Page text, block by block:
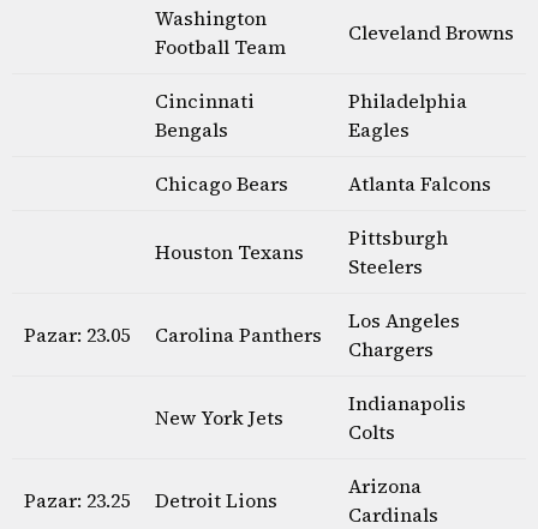
Washington
Football Team
Cleveland Browns
Cincinnati
Bengals
Philadelphia
Eagles
Chicago Bears Atlanta Falcons
Houston Texans
Pittsburgh
Steelers
Pazar: 23.05 Carolina Panthers
Los Angeles
Chargers
New York Jets
Indianapolis
Colts
Pazar: 23.25 Detroit Lions
Arizona
Cardinals